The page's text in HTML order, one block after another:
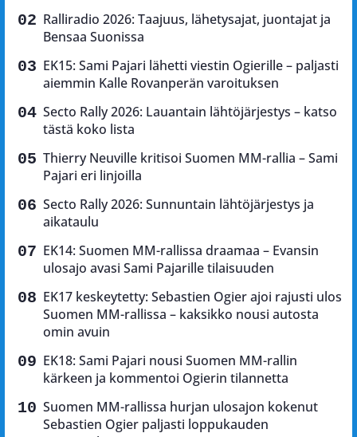
Ralliradio 2026: Taajuus, lähetysajat, juontajat ja
Bensaa Suonissa
EK15: Sami Pajari lähetti viestin Ogierille – paljasti
aiemmin Kalle Rovanperän varoituksen
Secto Rally 2026: Lauantain lähtöjärjestys – katso
tästä koko lista
Thierry Neuville kritisoi Suomen MM-rallia – Sami
Pajari eri linjoilla
Secto Rally 2026: Sunnuntain lähtöjärjestys ja
aikataulu
EK14: Suomen MM-rallissa draamaa – Evansin
ulosajo avasi Sami Pajarille tilaisuuden
EK17 keskeytetty: Sebastien Ogier ajoi rajusti ulos
Suomen MM-rallissa – kaksikko nousi autosta
omin avuin
EK18: Sami Pajari nousi Suomen MM-rallin
kärkeen ja kommentoi Ogierin tilannetta
Suomen MM-rallissa hurjan ulosajon kokenut
Sebastien Ogier paljasti loppukauden